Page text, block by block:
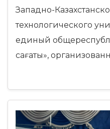
Западно-
технологического
единый
сағаты»,